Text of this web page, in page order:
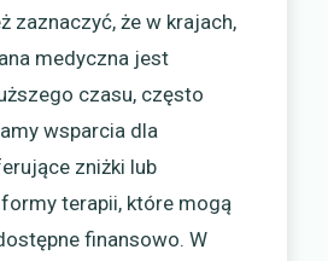
zaznaczyć, że w krajach,
medyczna jest
czasu, często
wsparcia dla
zniżki lub
terapii, które mogą
finansowo. W